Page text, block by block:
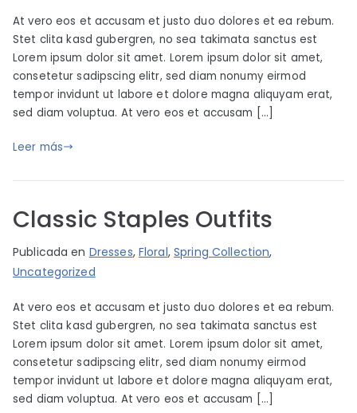
i
m
b
o
r
s
l
i
c
a
e
j
n
i
o
1
,
2
0
1
9
At vero eos et accusam et justo duo dolores et ea rebum.
Stet clita kasd gubergren, no sea takimata sanctus est
Lorem ipsum dolor sit amet. Lorem ipsum dolor sit amet,
consetetur sadipscing elitr, sed diam nonumy eirmod
tempor invidunt ut labore et dolore magna aliquyam erat,
sed diam voluptua. At vero eos et accusam […]
Leer más
Classic Staples Outfits
P
o
i
m
b
o
P
u
l
i
c
a
Publicada en Dresses, Floral,Spring Collection,
Uncategorized
At vero eos et accusam et justo duo dolores et ea rebum.
Stet clita kasd gubergren, no sea takimata sanctus est
Lorem ipsum dolor sit amet. Lorem ipsum dolor sit amet,
consetetur sadipscing elitr, sed diam nonumy eirmod
tempor invidunt ut labore et dolore magna aliquyam erat,
sed diam voluptua. At vero eos et accusam […]